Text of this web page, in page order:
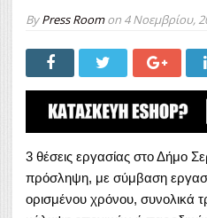
ByPress Roomon 4 Νοεμβρίου,
3 θέσεις εργασίας στο Δήμο
πρόσληψη, με σύμβαση
ορισμένου χρόνου, συνολικά